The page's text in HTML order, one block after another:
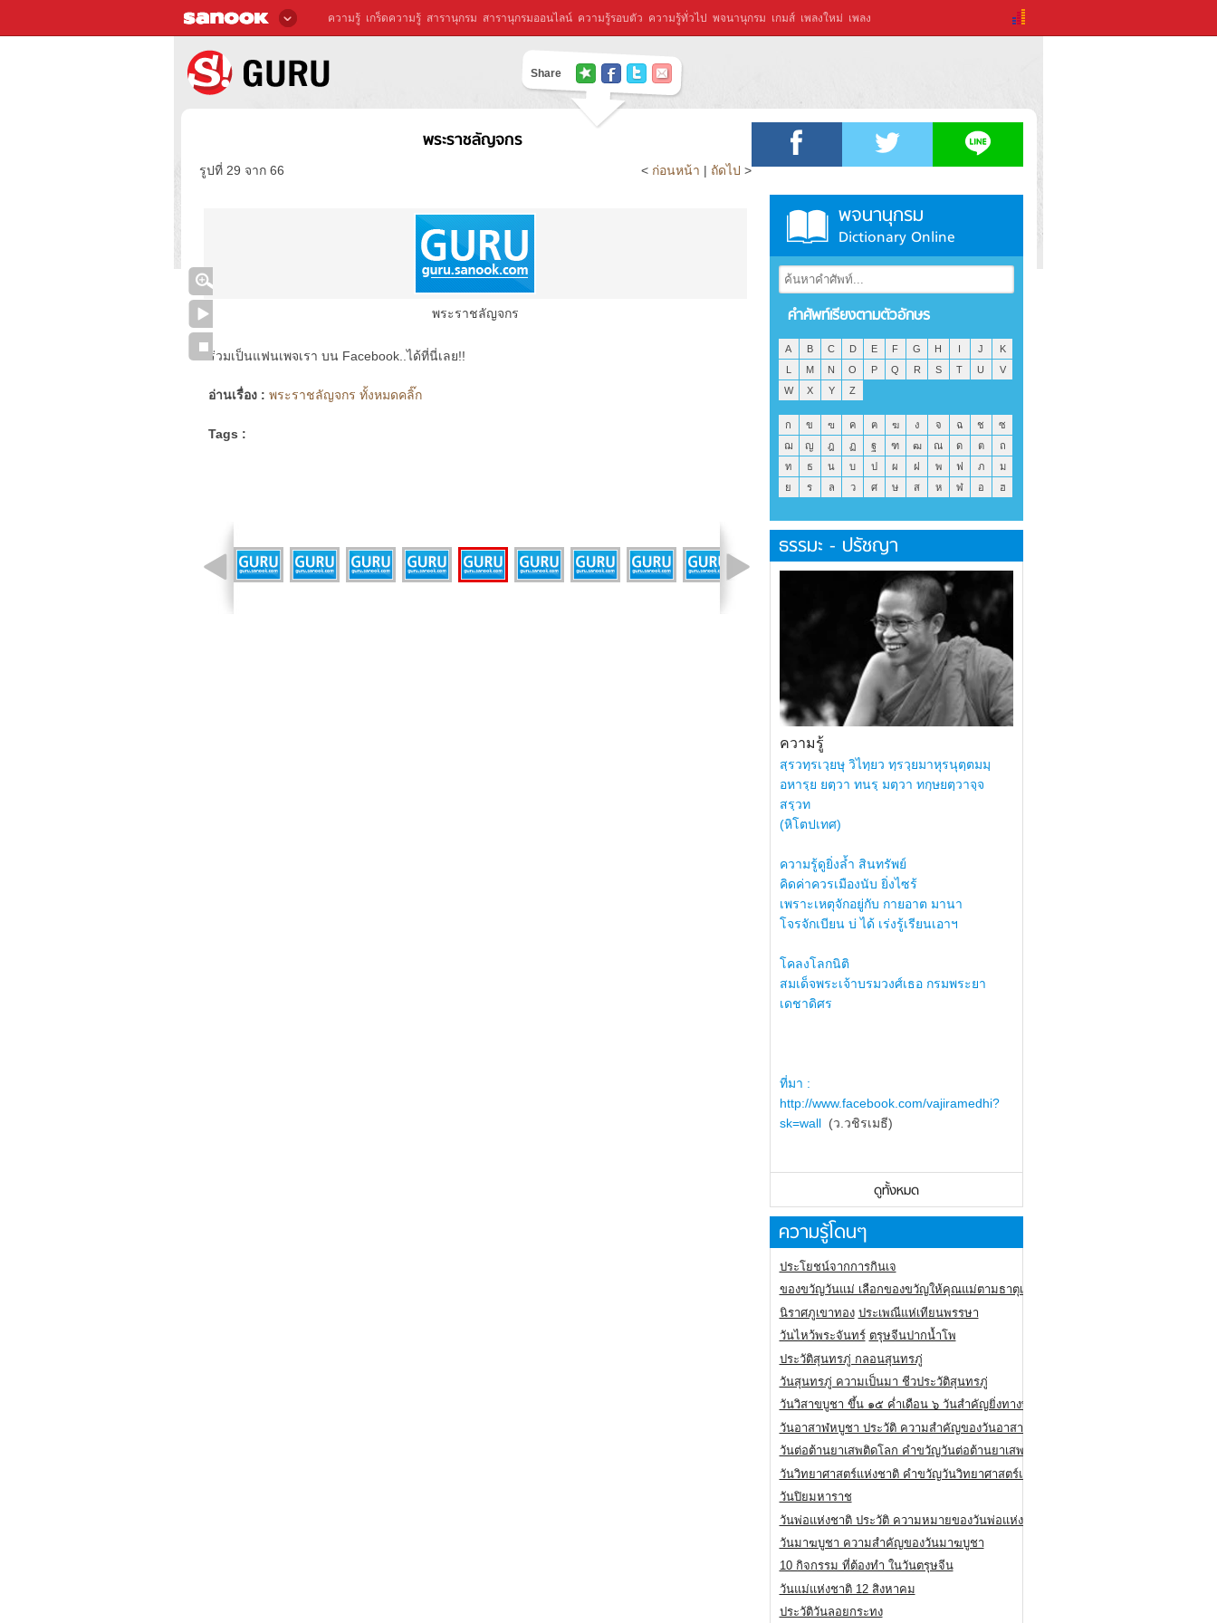
ความรู้ เกร็ดความรู้ สารานุกรม สารานุกรมออนไลน์ ความรู้รอบตัว ความรู้ทั่วไป พจนานุกรม เกมส์ เพลงใหม่ เพลง
Share
พระราชลัญจกร
รูปที่ 29 จาก 66 < ก่อนหน้า | ถัดไป >
พระราชลัญจกร
ร่วมเป็นแฟนเพจเรา บน Facebook..ได้ที่นี่เลย!!
อ่านเรื่อง : พระราชลัญจกร ทั้งหมดคลิ๊ก
Tags :
พจนานุกรม
Dictionary Online
คำศัพท์เรียงตามตัวอักษร
A B C D E F G H I J
K
L
M N O P Q R S T U
V
W
X Y Z
ก ข ฃ ค ฅ ฆ ง จ ฉ ช
ซ
ฌ
ญ ฎ ฏ ฐ ฑ ฒ ณ ด ต
ถ
ท
ธ น บ ป ผ ฝ พ ฟ ภ
ม
ย
ร ล ว ศ ษ ส ห ฬ อ ฮ
ธรรมะ - ปรัชญา
ความรู้
สฺรวทฺรเวฺยษุ วิไทฺยว ทฺรวฺยมาหุรนุตฺตมมฺ
อหารฺย ยตฺวา ทนรฺ มตฺวา ทกฺษยตฺวาจฺจ
สรฺวท
(หิโตปเทศ)
ความรู้ดูยิ่งล้ำ สินทรัพย์
คิดค่าควรเมืองนับ ยิ่งไซร้
เพราะเหตุจักอยู่กับ กายอาต มานา
โจรจักเบียน บ่ ได้ เร่งรู้เรียนเอาฯ
โคลงโลกนิติ
สมเด็จพระเจ้าบรมวงศ์เธอ กรมพระยา
เดชาดิศร
ที่มา :
http://www.facebook.com/vajiramedhi?
sk=wall(ว.วชิรเมธี)
ดูทั้งหมด
ความรู้โดนๆ
ประโยชน์จากการกินเจ
ของขวัญวันแม่ เลือกของขวัญให้คุณแม่ตามธาตุเกิด
นิราศภูเขาทอง ประเพณีแห่เทียนพรรษา
วันไหว้พระจันทร์ ตรุษจีนปากน้ำโพ
ประวัติสุนทรภู่ กลอนสุนทรภู่
วันสุนทรภู่ ความเป็นมา ชีวประวัติสุนทรภู่
วันวิสาขบูชา ขึ้น ๑๕ ค่ำเดือน ๖ วันสำคัญยิ่งทางพระพุทธศาสนา
วันอาสาฬหบูชา ประวัติ ความสําคัญของวันอาสาฬหบูชา
วันต่อต้านยาเสพติดโลก คำขวัญวันต่อต้านยาเสพติดสากล
วันวิทยาศาสตร์แห่งชาติ คำขวัญวันวิทยาศาสตร์แห่งชาติ
วันปิยมหาราช
วันพ่อแห่งชาติ ประวัติ ความหมายของวันพ่อแห่งชาติ
วันมาฆบูชา ความสำคัญของวันมาฆบูชา
10 กิจกรรม ที่ต้องทำ ในวันตรุษจีน
วันแม่แห่งชาติ 12 สิงหาคม
ประวัติวันลอยกระทง